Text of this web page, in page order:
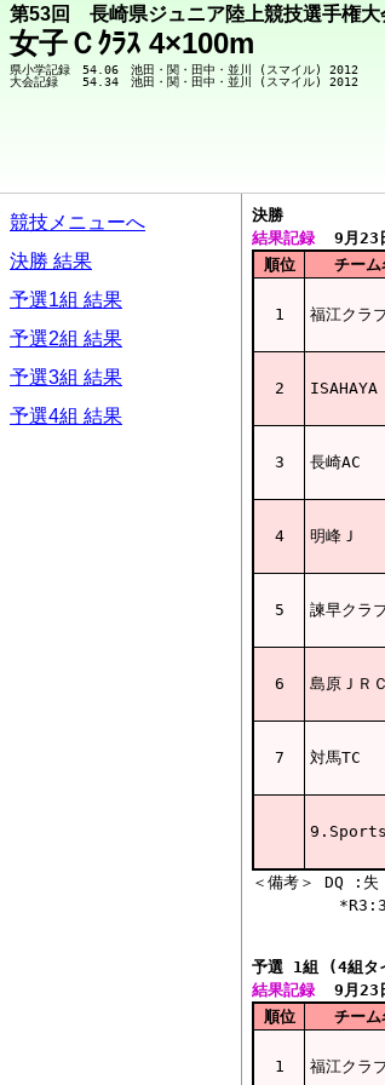
第53回 長崎県ジュニア陸上競技選手権大
女子Ｃｸﾗｽ 4×100m
県小学記録　54.06　池田・関・田中・並川 (スマイル) 2012
競技メニューへ
決勝 結果
予選1組 結果
予選2組 結果
予選3組 結果
予選4組 結果
決勝
結果記録
9月23
順位
チーム
1 福江クラ
2
3 長崎AC
4 明峰Ｊ
5 諫早クラ
6 島原ＪＲＣ
7 対馬TC
9.Sports
＜備考＞ DQ :
予選 1組 (4組タ
結果記録
9月23
順位
チーム
1 福江クラ